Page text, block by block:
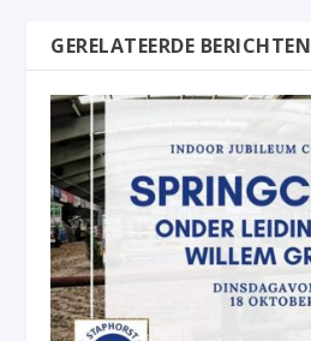
GERELATEERDE BERICHTEN